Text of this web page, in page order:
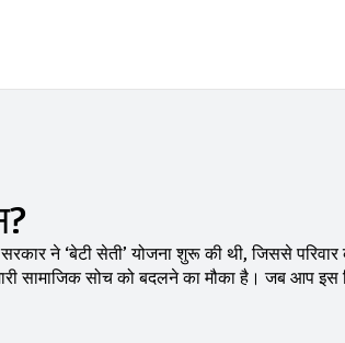
ने ‘बेटी सेती’ योजना शुरू की थी, जिससे परिवार
सामाजिक सोच को बदलने का मौका है। जब आप